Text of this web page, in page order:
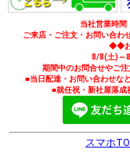
当社営業時
ご来店・ご注文・お問い合わ
◆◆お
8/8(土)～
期間中のお問合せやご
■当日配達・お問い合わせな
■就任祝・新社屋落成
スマホ